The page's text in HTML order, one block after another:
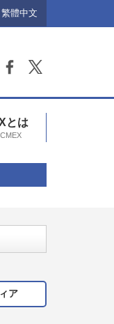
繁體中文
とは
ア